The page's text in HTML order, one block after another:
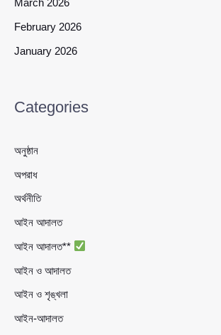
March 2026
February 2026
January 2026
Categories
অনুষ্ঠান
অপরাধ
অর্থনীতি
আইন আদালত
আইন আদালত**
আইন ও আদালত
আইন ও শৃঙ্খলা
আইন-আদালত